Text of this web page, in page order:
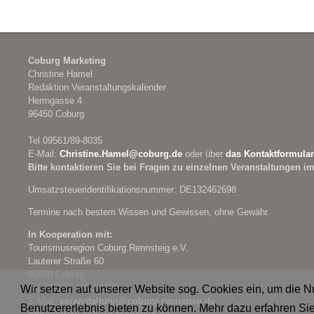
Wir setzen auf unserer Website sog. Cookies ein, um die
Benutzererlebnis bieten zu können. Mehr dazu erfahren
Coburg Marketing
Christine Hamel
Redaktion Veranstaltungskalender
Herrngasse 4
96450 Coburg
Tel 09561/89-8035
E-Mail: Christine.Hamel@coburg.de oder über das Kontaktformular
Bitte kontaktieren Sie bei Fragen zu einzelnen Veranstaltungen
Umsatzsteueridentifikationsnummer: DE132462698
Termine nach bestem Wissen und Gewissen, ohne Gewähr.
In Kooperation mit:
Tourismusregion Coburg.Rennsteig e.V.
Lauterer Straße 60
Tel.: 09561 / 733 4700
veranstaltung@coburg-rennsteig.de